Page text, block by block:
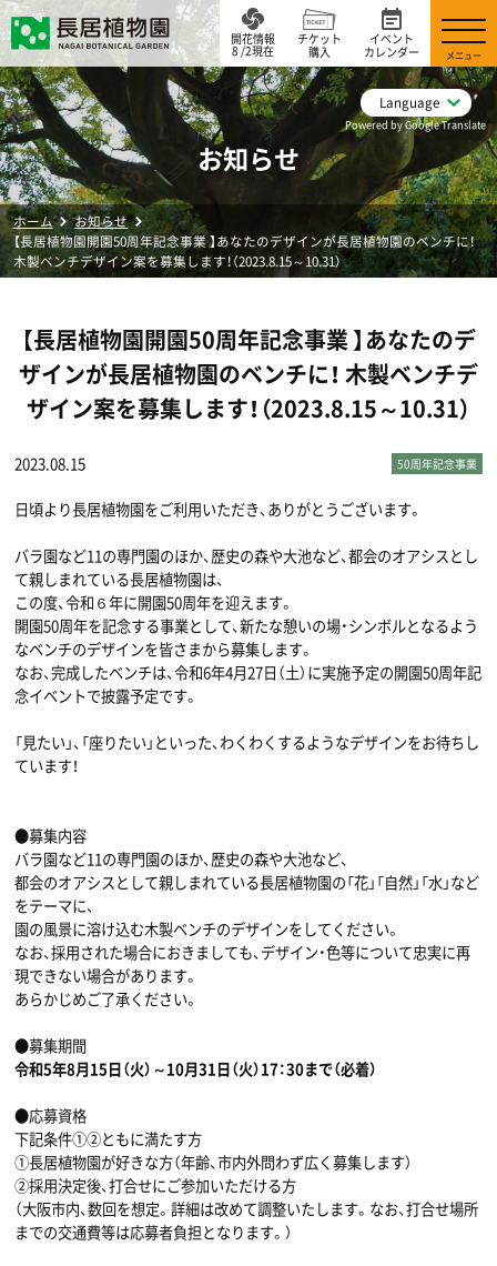
Language
Powered by Google Translate
開花情報
8 /2現在
チケット
購入
イベント
カレンダー
メニュー
お知らせ
ホーム
お知らせ
【長居植物園開園50周年記念事業 】あなたのデザインが長居植物園のベンチに！
木製ベンチデザイン案を募集します！（2023.8.15～10.31）
【長居植物園開園50周年記念事業 】あなたのデ
ザインが長居植物園のベンチに！ 木製ベンチデ
ザイン案を募集します！（2023.8.15～10.31）
2023.08.15 50周年記念事業
日頃より長居植物園をご利用いただき、ありがとうございます。
バラ園など11の専門園のほか、歴史の森や大池など、都会のオアシスとし
て親しまれている長居植物園は、
この度、令和６年に開園50周年を迎えます。
開園50周年を記念する事業として、新たな憩いの場・シンボルとなるよう
なベンチのデザインを皆さまから募集します。
なお、完成したベンチは、令和6年4月27日（土）に実施予定の開園50周年記
念イベントで披露予定です。
「見たい」、「座りたい」といった、わくわくするようなデザインをお待ちし
ています！
●募集内容
バラ園など11の専門園のほか、歴史の森や大池など、
都会のオアシスとして親しまれている長居植物園の「花」「自然」「水」など
をテーマに、
園の風景に溶け込む木製ベンチのデザインをしてください。
なお、採用された場合におきましても、デザイン・色等について忠実に再
現できない場合があります。
あらかじめご了承ください。
●募集期間
令和5年8月15日（火）～10月31日（火）17：30まで（必着）
●応募資格
下記条件①②ともに満たす方
①長居植物園が好きな方（年齢、市内外問わず広く募集します）
②採用決定後、打合せにご参加いただける方
（大阪市内、数回を想定。詳細は改めて調整いたします。なお、打合せ場所
までの交通費等は応募者負担となります。）